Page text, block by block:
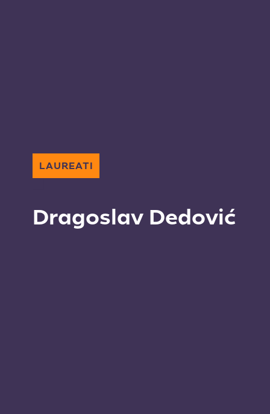
LAUREATI
Dragoslav Dedović